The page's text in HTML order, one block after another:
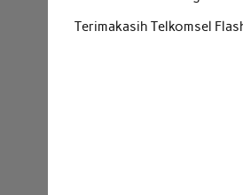
Terimakasih Telkomsel